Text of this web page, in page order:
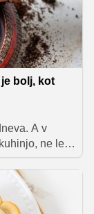
bolj, kot
A v
ne le v
sestavina